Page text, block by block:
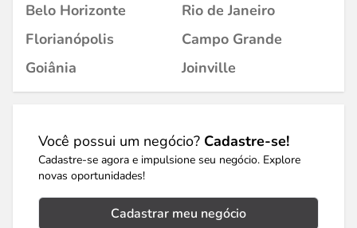
Belo Horizonte
Rio de Janeiro
Florianópolis
Campo Grande
Goiânia
Joinville
Você possui um negócio? Cadastre-se!
Cadastre-se agora e impulsione seu negócio. Explore
novas oportunidades!
Cadastrar meu negócio